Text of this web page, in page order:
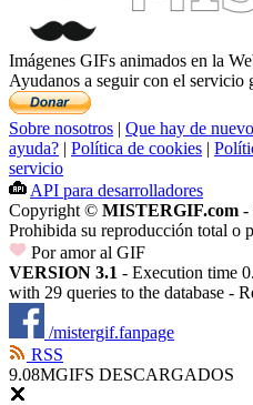
Imágenes GIFs animados en la
Ayudanos a seguir con el servicio
Sobre nosotros | Que hay de
ayuda? | Política de cookies |
servicio
API para desarrolladores
Copyright © MISTERGIF.com -
Prohibida su reproducción total o
Por amor al GIF
VERSION 3.1 - Execution time
with 29 queries to the database -
/mistergif.fanpage
RSS
9.08MGIFS DESCARGADOS